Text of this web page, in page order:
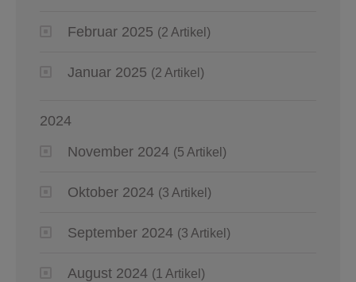
Februar 2025 (2 Artikel)
Januar 2025 (2 Artikel)
2024
November 2024 (5 Artikel)
Oktober 2024 (3 Artikel)
September 2024 (3 Artikel)
August 2024 (1 Artikel)